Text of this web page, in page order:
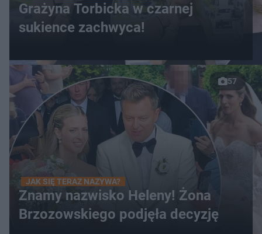
Grażyna Torbicka w czarnej
sukience zachwyca!
57
JAK SIĘ TERAZ NAZYWA?
Znamy nazwisko Heleny! Żona
Brzozowskiego podjęła decyzję